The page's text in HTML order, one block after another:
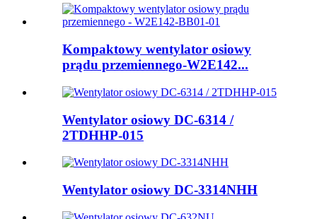
Kompaktowy wentylator osiowy
prądu przemiennego-W2E142...
Wentylator osiowy DC-6314 /
2TDHHP-015
Wentylator osiowy DC-3314NHH